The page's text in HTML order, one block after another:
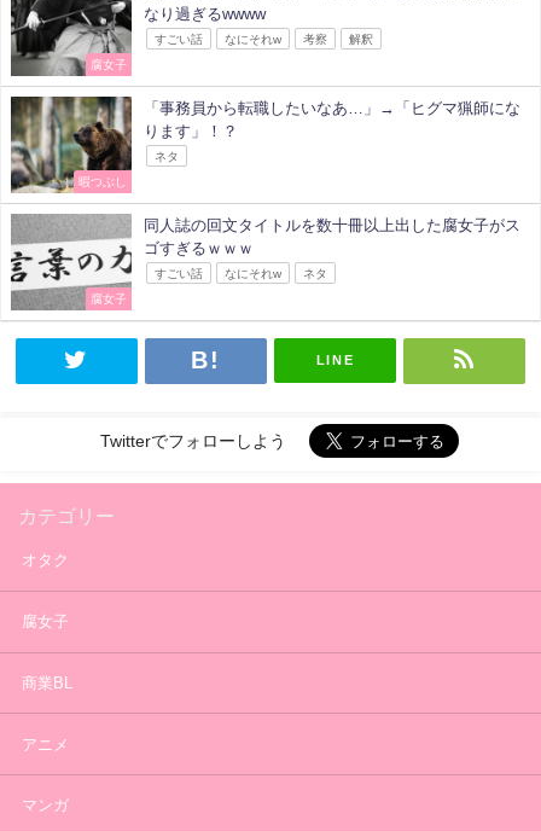
腐女子
なり過ぎるwwww
すごい話 なにそれw 考察 解釈
暇つぶし
「事務員から転職したいなあ…」→「ヒグマ猟師にな
ります」！？
ネタ
腐女子
同人誌の回文タイトルを数十冊以上出した腐女子がス
ゴすぎるｗｗｗ
すごい話 なにそれw ネタ
LINE
Twitterでフォローしよう
カテゴリー
オタク
腐女子
商業BL
アニメ
マンガ